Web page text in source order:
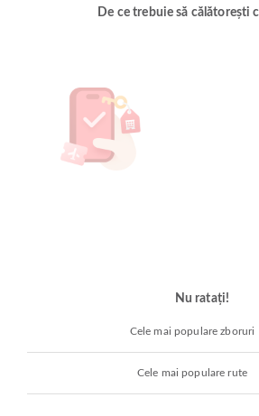
De ce trebuie să călătorești
Nu ratați!
Cele mai populare zboruri
Cele mai populare rute